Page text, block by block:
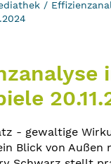
/
- gewaltige
Blick von Außen